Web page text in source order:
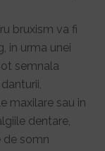
bruxism va fi
in urma unei
semnala
maxilare sau in
dentare,
de somn